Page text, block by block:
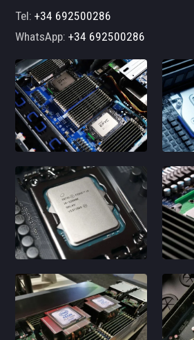
Tel:+34 692500286
WhatsApp:+34 692500286